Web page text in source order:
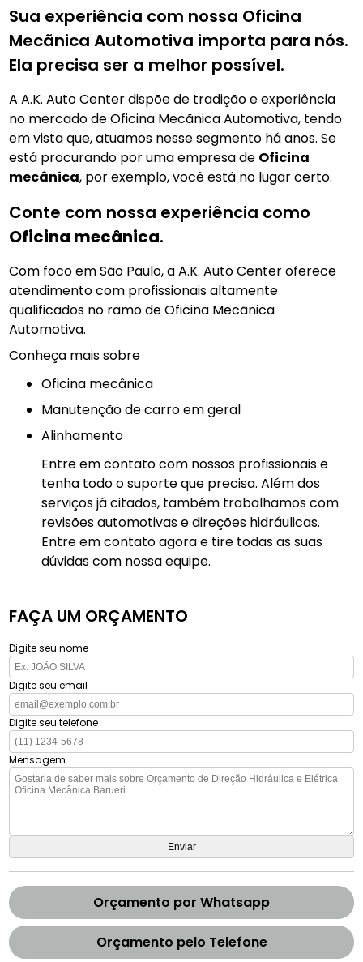
Sua experiência com nossa Oficina
Mecãnica Automotiva importa para nós.
Ela precisa ser a melhor possível.
A A.K. Auto Center dispõe de tradição e experiência
no mercado de Oficina Mecãnica Automotiva, tendo
em vista que, atuamos nesse segmento há anos. Se
está procurando por uma empresa de Oficina
mecânica, por exemplo, você está no lugar certo.
Conte com nossa experiência como
Oficina mecânica.
Com foco em São Paulo, a A.K. Auto Center oferece
atendimento com profissionais altamente
qualificados no ramo de Oficina Mecãnica
Automotiva.
Conheça mais sobre
Oficina mecânica
manutenção de carro em geral
Alinhamento
Entre em contato com nossos profissionais e
tenha todo o suporte que precisa. Além dos
serviços já citados, também trabalhamos com
revisões automotivas e direções hidráulicas.
Entre em contato agora e tire todas as suas
dúvidas com nossa equipe.
FAÇA UM ORÇAMENTO
Digite seu nome
Digite seu email
Digite seu telefone
Mensagem
Orçamento por Whatsapp
Orçamento pelo Telefone